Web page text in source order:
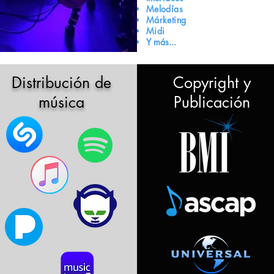
curso
Melodías
Márketing
Midi
Y más...
Herr
prof
esio
Distribución de
música
Copyright y
Publicación